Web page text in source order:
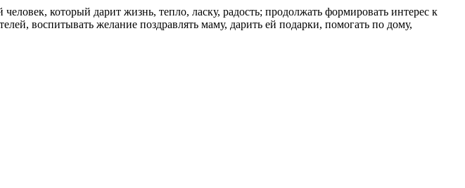
который дарит жизнь, тепло, ласку, радость; продолжать формировать интерес к
воспитывать желание поздравлять маму, дарить ей подарки, помогать по дому,